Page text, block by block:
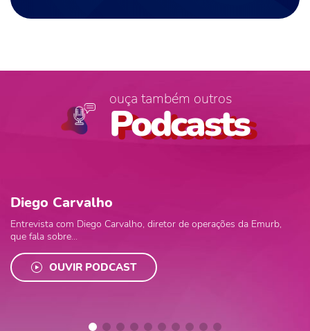
ouça também outros
Podcasts
Diego Carvalho
Entrevista com Diego Carvalho, diretor de operações da Emurb,
que fala sobre...
OUVIR PODCAST